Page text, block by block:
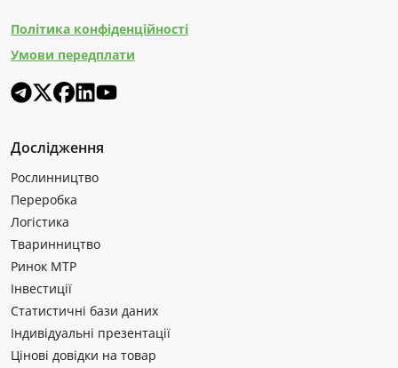
Політика конфіденційності
Умови передплати
Дослідження
Рослинництво
Переробка
Логістика
Тваринництво
Ринок МТР
Інвестиції
Статистичні бази даних
Індивідуальні презентації
Цінові довідки на товар